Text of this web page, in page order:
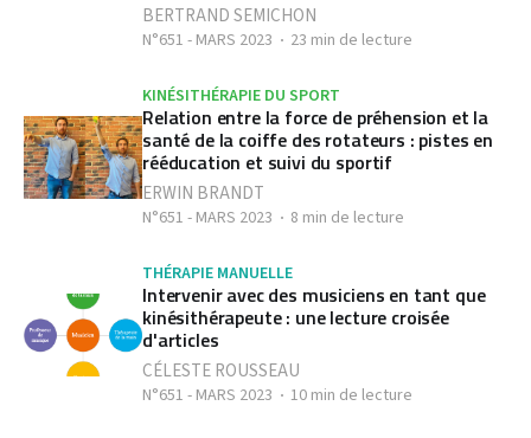
BERTRAND SEMICHON
N°651 - MARS 2023 23 min de lecture
KINÉSITHÉRAPIE DU SPORT
Relation entre la force de préhension et la
santé de la coiffe des rotateurs : pistes en
rééducation et suivi du sportif
ERWIN BRANDT
N°651 - MARS 2023 8 min de lecture
THÉRAPIE MANUELLE
Intervenir avec des musiciens en tant que
kinésithérapeute : une lecture croisée
d'articles
CÉLESTE ROUSSEAU
N°651 - MARS 2023 10 min de lecture